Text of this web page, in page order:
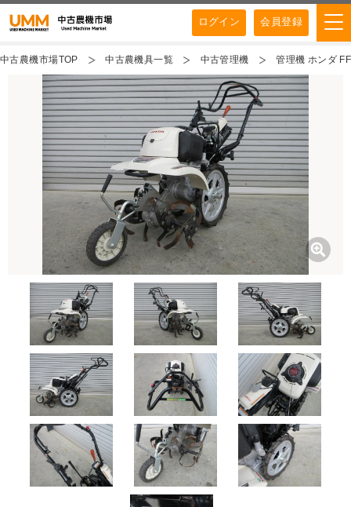
ログイン 会員登録
中古農機市場TOP 中古農機具一覧 中古管理機 管理機 ホンダ